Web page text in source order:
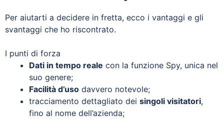
Per aiutarti a decidere in fretta, ecco i vantaggi e gli
svantaggi che ho riscontrato.
I punti di forza
Dati in tempo reale con la funzione Spy, unica nel
suo genere;
Facilità d’uso davvero notevole;
tracciamento dettagliato dei singoli visitatori,
fino al nome dell’azienda;